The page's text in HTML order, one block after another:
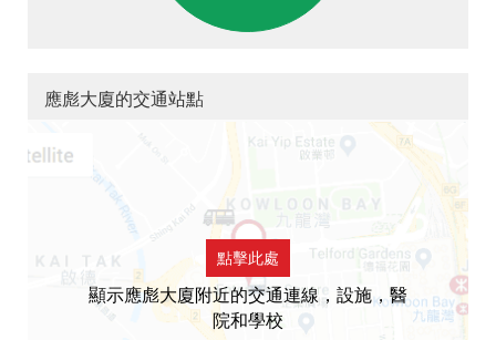
應彪大廈的交通站點
點擊此處
顯示應彪大廈附近的交通連線，設施，醫
院和學校